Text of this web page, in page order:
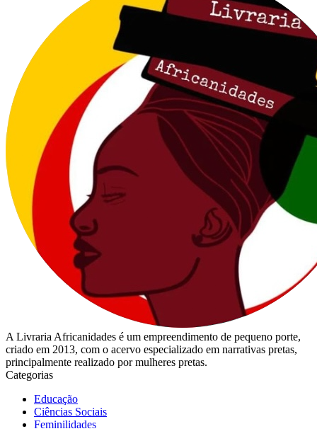
A Livraria Africanidades é um empreendimento de pequeno porte,
criado em 2013, com o acervo especializado em narrativas pretas,
principalmente realizado por mulheres pretas.
Categorias
Educação
Ciências Sociais
Feminilidades